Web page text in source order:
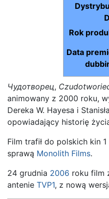
Rok
Data
Чудотворец,
animowany z 2000 roku,
Dereka W. Hayesa i
opowiadający historię
Film trafił do polskich kin 1
sprawą Monolith Films.
24 grudnia 2006 roku film
antenie TVP1, z nową